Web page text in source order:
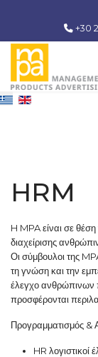
+30
HRM
H MPA είναι σε
διαχείρισης
Οι σύμβουλοι της
τη γνώση και την
έλεγχο
προσφέρονται
Προγραμματισμός
HR λογιστικοί